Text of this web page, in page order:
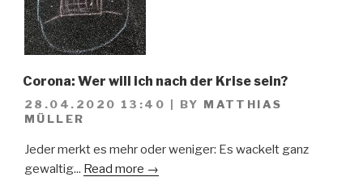
Corona: Wer will ich nach der Krise sein?
28.04.2020 13:40 BY MATTHIAS
MÜLLER
Jeder merkt es mehr oder weniger: Es wackelt ganz
gewaltig... Read more →